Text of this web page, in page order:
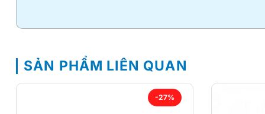
SẢN PHẨM LIÊN QUAN
-27%